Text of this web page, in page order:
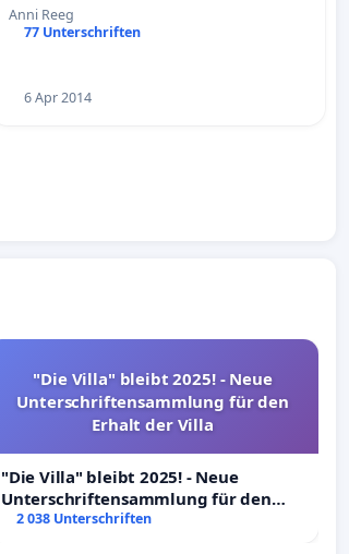
Anni Reeg
77 Unterschriften
6 Apr 2014
"Die Villa" bleibt 2025! - Neue
Unterschriftensammlung für den
Erhalt der Villa
"Die Villa" bleibt 2025! - Neue
Unterschriftensammlung für den
Erhalt der Villa
2 038 Unterschriften